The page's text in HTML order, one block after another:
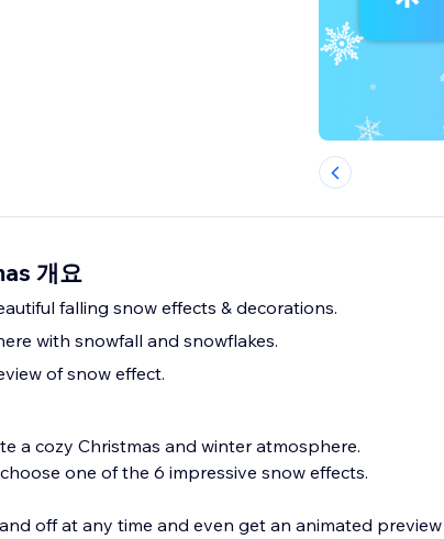
개요
falling snow effects & decorations.
with snowfall and snowflakes.
of snow effect.
a cozy Christmas and winter atmosphere.
one of the 6 impressive snow effects.
off at any time and even get an animated